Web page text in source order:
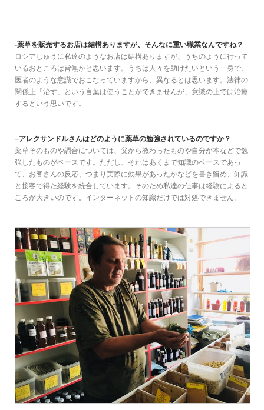
-薬草を販売するお店は結構ありますが、そんなに重い職業なんですね？
ロシアじゅうに私達のようなお店は結構ありますが、うちのように行って
いるおところは皆無かと思います。うちは人々を助けたいという一身で、
医者のような意識でおこなっていますから、異なるとは思います。法律の
関係上「治す」という言葉は使うことができませんが、意識の上では治療
するという思いです。
–アレクサンドルさんはどのように薬草の勉強されているのですか？
薬草そのものや調合については、父から教わったものや自分が本などで勉
強したものがベースです。ただし、それはあくまで知識のベースであっ
て、お客さんの反応、つまり実際に効果があったかなどを書き留め、知識
と接客で得た経験を統合しています。そのため私達の仕事は経験によると
ころが大きいのです。インターネットの知識だけでは対処できません。